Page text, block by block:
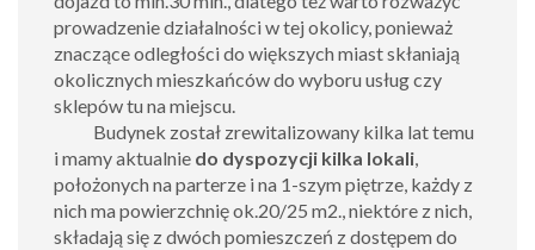
prowadzenie działalności w tej okolicy, ponieważ
znaczące odległości do większych miast skłaniają
okolicznych mieszkańców do wyboru usług czy
sklepów tu na miejscu.
Budynek został zrewitalizowany kilka lat temu
i mamy aktualnie do dyspozycji kilka lokali,
położonych na parterze i na 1-szym piętrze, każdy z
nich ma powierzchnię ok.20/25 m2., niektóre z nich,
składają się z dwóch pomieszczeń z dostępem do